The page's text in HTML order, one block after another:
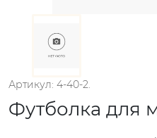
Артикул: 4-40-2.
Футболка для